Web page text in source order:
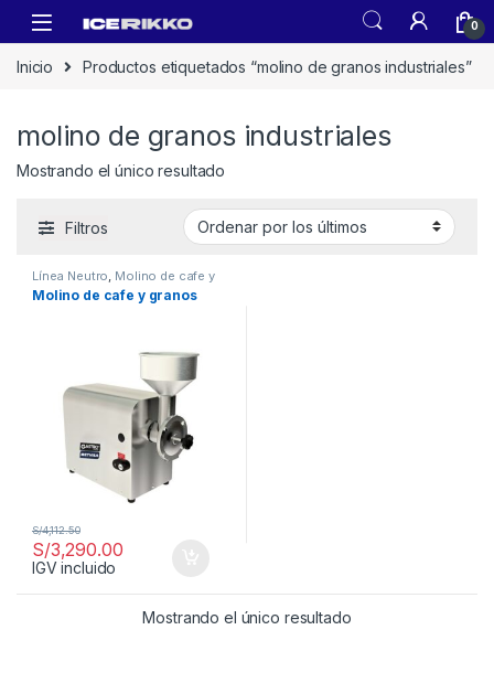
0
Inicio Productos etiquetados “molino de granos industriales”
molino de granos industriales
Mostrando el único resultado
Filtros
Línea Neutro Molino de cafe y
granos
Molino de cafe y granos
S/3,290.00
S/4,112.50
IGV incluido
Mostrando el único resultado